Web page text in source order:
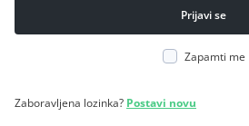
Zapamti me
Zaboravljena lozinka? Postavi novu